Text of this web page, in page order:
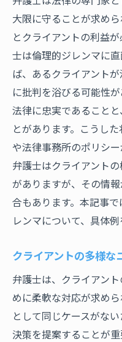
大限に守ることが求め
とクライアントの利益
士は倫理的ジレンマに
ば、あるクライアント
に批判を浴びる可能性
法律に忠実であること
とがあります。こうし
や法律事務所のポリシー
弁護士はクライアント
がありますが、その情
合もあります。本記事
レンマについて、具体
クライアントの多様な
弁護士は、クライアン
めに柔軟な対応が求め
として同じケースがな
決策を提案することが